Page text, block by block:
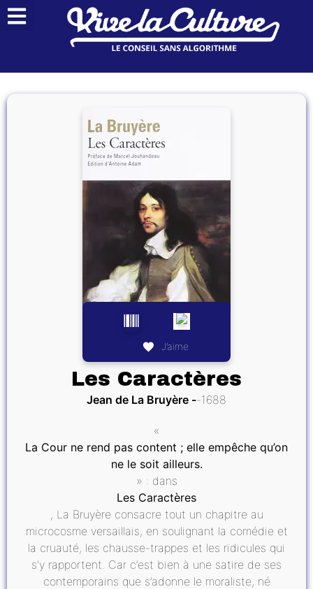
J’aime
Les Caractères
Jean de La Bruyère 1688
«
La Cour ne rend pas content ; elle empêche qu’on
ne le soit ailleurs.
» : dans
Les Caractères
, La Bruyère consacre tout un chapitre au
microcosme versaillais, en soulignant la comédie et
la cruauté, les chausse-trappes et les ridicules qui
s'y rapportent. Car c’est bien à une satire de ses
contemporains que s’adonne le moraliste, né